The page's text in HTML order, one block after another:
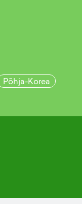
Põhja-Korea